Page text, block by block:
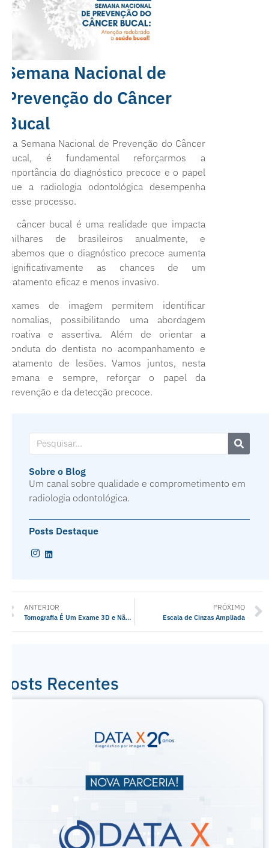
Semana Nacional de
Prevenção do Câncer
Bucal
Na Semana Nacional de Prevenção do Câncer
Bucal, é fundamental reforçarmos a
importância do diagnóstico precoce e o papel
que a radiologia odontológica desempenha
nesse processo.
O câncer bucal é uma realidade que impacta
milhares de brasileiros anualmente, e
sabemos que o diagnóstico precoce aumenta
significativamente as chances de um
tratamento eficaz e menos invasivo.
Exames de imagem permitem identificar
anomalias, possibilitando uma abordagem
proativa e assertiva. Além de orientar a
conduta do dentista no acompanhamento e
tratamento de lesões. Vamos juntos, nesta
semana e sempre, reforçar o papel da
prevenção e da detecção precoce.
Sobre o Blog
Um canal sobre qualidade e comprometimento em
radiologia odontológica.
Posts Destaque
ANTERIOR
Tomografia É Um Exame 3D e Não 2D
PRÓXIMO
Escala de Cinzas Ampliada
Posts Recentes